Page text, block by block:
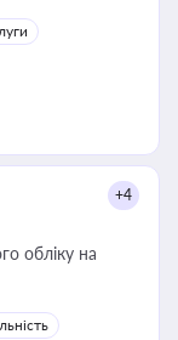
+4
обліку на